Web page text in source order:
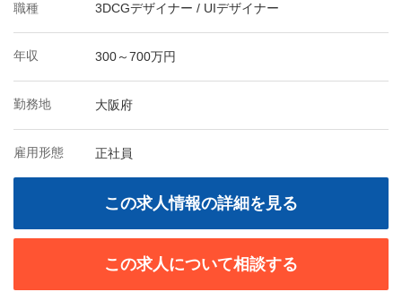
職種 3DCGデザイナー / UIデザイナー
年収 300～700万円
勤務地 大阪府
雇用形態 正社員
この求人情報の詳細を見る
この求人について相談する